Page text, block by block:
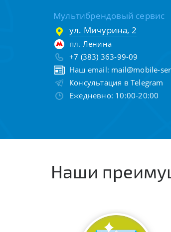
Мультибрендовый сервис
ул. Мичурина, 2
пл. Ленина
+7 (383) 363-99-09
Наш email: mail@mobile-
Консультация в Telegram
Ежедневно: 10:00-20:00
Наши